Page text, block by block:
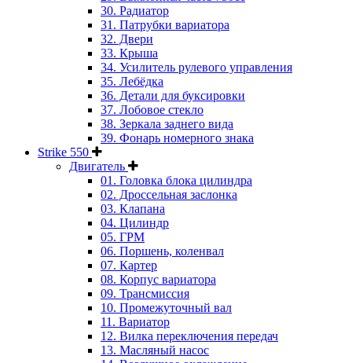
30. Радиатор
31. Патрубки вариатора
32. Двери
33. Крыша
34. Усилитель рулевого управления
35. Лебёдка
36. Детали для буксировки
37. Лобовое стекло
38. Зеркала заднего вида
39. Фонарь номерного знака
Strike 550
Двигатель
01. Головка блока цилиндра
02. Дроссельная заслонка
03. Клапана
04. Цилиндр
05. ГРМ
06. Поршень, коленвал
07. Картер
08. Корпус вариатора
09. Трансмиссия
10. Промежуточный вал
11. Вариатор
12. Вилка переключения передач
13. Масляный насос